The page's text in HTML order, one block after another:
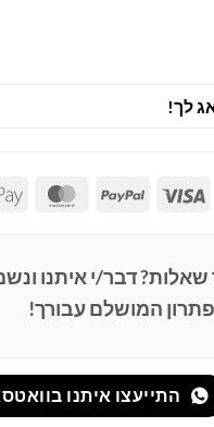
לך!
Visa
PayPal
שאלות? דבר/י איתנו
המושלם עבורך!
התייעצו איתנו